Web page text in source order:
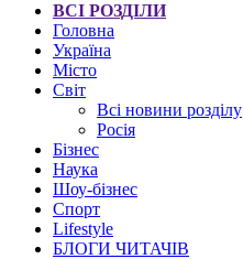
ВСІ РОЗДІЛИ
Головна
Україна
Місто
Світ
Всі новини розділу
Росія
Бізнес
Наука
Шоу-бізнес
Спорт
Lifestyle
БЛОГИ ЧИТАЧІВ